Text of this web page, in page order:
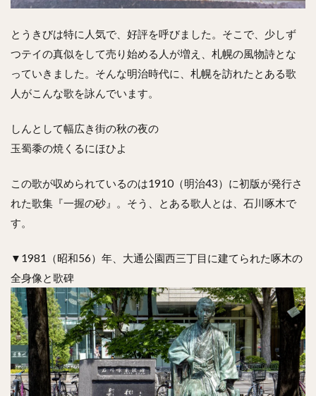
とうきびは特に人気で、好評を呼びました。そこで、少しず
つテイの真似をして売り始める人が増え、札幌の風物詩とな
っていきました。そんな明治時代に、札幌を訪れたとある歌
人がこんな歌を詠んでいます。
しんとして幅広き街の秋の夜の
玉蜀黍の焼くるにほひよ
この歌が収められているのは1910（明治43）に初版が発行さ
れた歌集『一握の砂』。そう、とある歌人とは、石川啄木で
す。
▼1981（昭和56）年、大通公園西三丁目に建てられた啄木の
全身像と歌碑